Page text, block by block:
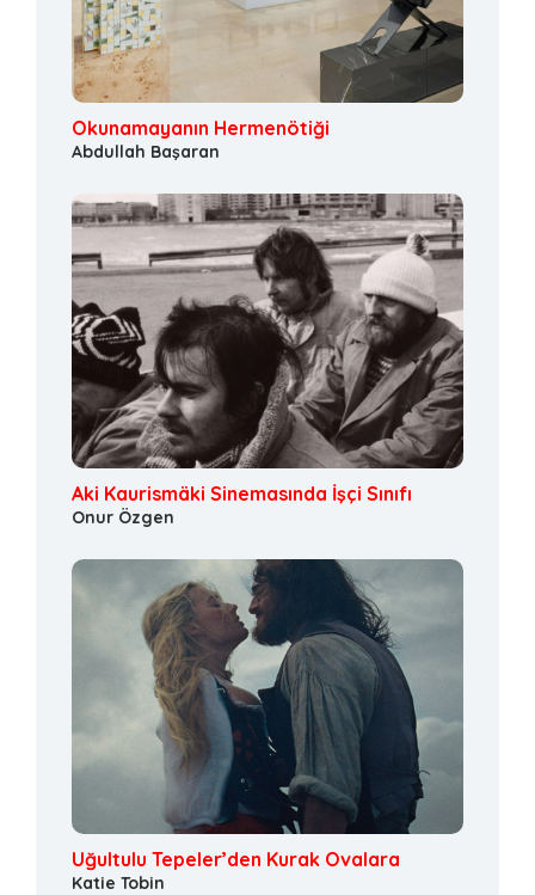
Okunamayanın Hermenötiği
Abdullah Başaran
Aki Kaurismäki Sinemasında İşçi Sınıfı
Onur Özgen
Uğultulu Tepeler’den Kurak Ovalara
Katie Tobin